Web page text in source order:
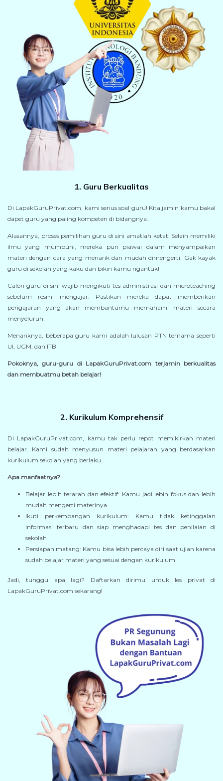
1. Guru Berkualitas
Di LapakGuruPrivat.com, kami serius soal guru! Kita jamin kamu bakal
dapet guru yang paling kompeten di bidangnya.
Alasannya, proses pemilihan guru di sini amatlah ketat. Selain memiliki
ilmu yang mumpuni, mereka pun piawai dalam menyampaikan
materi dengan cara yang menarik dan mudah dimengerti. Gak kayak
guru di sekolah yang kaku dan bikin kamu ngantuk!
Calon guru di sini wajib mengikuti tes administrasi dan microteaching
sebelum resmi mengajar. Pastikan mereka dapat memberikan
pengajaran yang akan membantumu memahami materi secara
menyeluruh.
Menariknya, beberapa guru kami adalah lulusan PTN ternama seperti
UI, UGM, dan ITB!
Pokoknya, guru-guru di LapakGuruPrivat.com terjamin berkualitas
dan membuatmu betah belajar!
2. Kurikulum Komprehensif
Di LapakGuruPrivat.com, kamu tak perlu repot memikirkan materi
belajar. Kami sudah menyusun materi pelajaran yang berdasarkan
kurikulum sekolah yang berlaku.
Apa manfaatnya?
Belajar lebih terarah dan efektif: Kamu jadi lebih fokus dan lebih
mudah mengerti materinya
Ikuti perkembangan kurikulum: Kamu tidak ketinggalan
informasi terbaru dan siap menghadapi tes dan penilaian di
sekolah
Persiapan matang: Kamu bisa lebih percaya diri saat ujian karena
sudah belajar materi yang sesuai dengan kurikulum
Jadi, tunggu apa lagi? Daftarkan dirimu untuk les privat di
LapakGuruPrivat.com sekarang!